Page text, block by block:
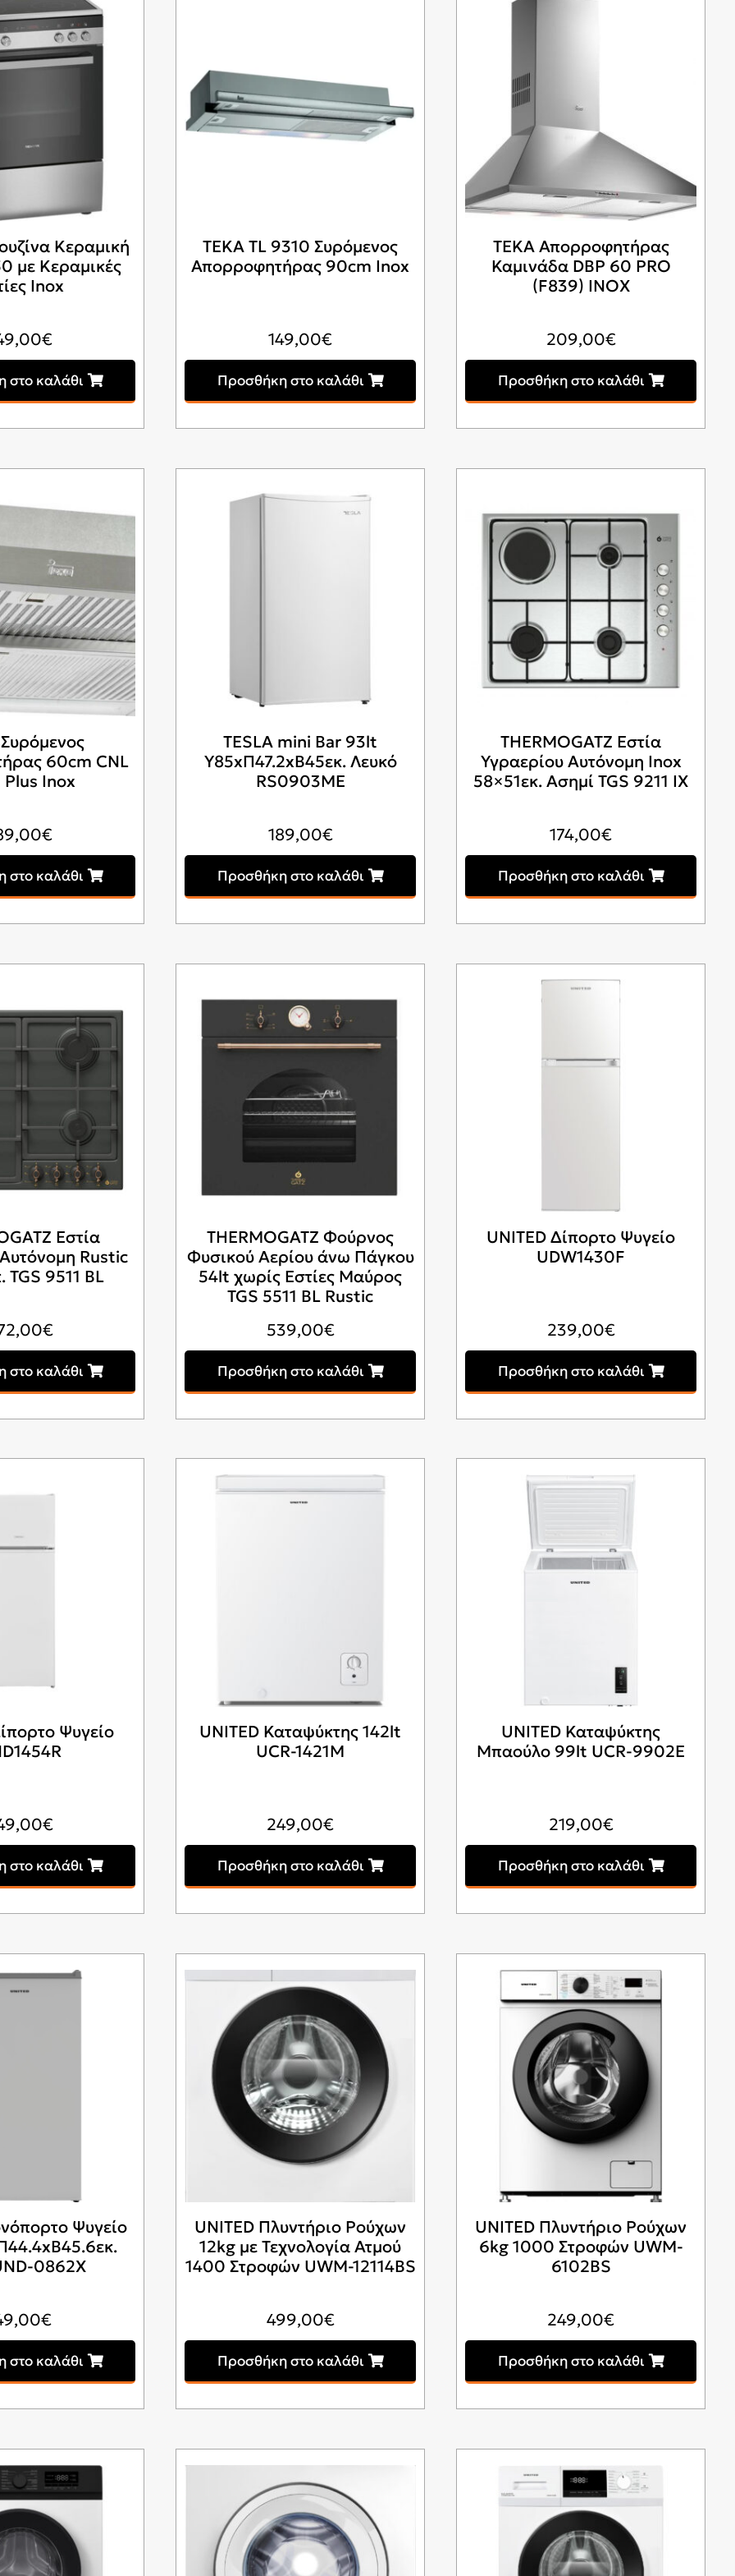
ΠΙΆΤΩΝ
ΣΤΕΓΝΩΤΉΡΙΑ
ΕΝΤΟΙΧΙΖΌΜΕΝΕΣ ΕΣΤΊΕΣ
ΕΝΤΟΙΧΙΖΌΜΕΝΟΙ ΦΟΎΡΝΟΙ ΜΙΚΡΟΚΥΜΆΤΩΝ
ΕΝΤΟΙΧΙΖΌΜΕΝΑ ΠΛΥΝΤΉΡΙΑ ΠΙΆΤΩΝ
Κεραμική
με Κεραμικές
Inox
€
στο καλάθι
TEKA TL 9310 Συρόμενος
Απορροφητήρας 90cm Inox
149,00€
Προσθήκη στο καλάθι
TEKA Απορροφητήρας
Καμινάδα DBP 60 PRO
(F839) INOX
209,00€
Προσθήκη στο καλάθι
60cm CNL
Plus Inox
€
στο καλάθι
TESLA mini Bar 93lt
Υ85xΠ47.2xΒ45εκ. Λευκό
RS0903ME
189,00€
Προσθήκη στο καλάθι
THERMOGATZ Εστία
Υγραερίου Αυτόνομη Inox
58×51εκ. Ασημί TGS 9211 IX
174,00€
Προσθήκη στο καλάθι
Εστία
Rustic
TGS 9511 BL
€
στο καλάθι
THERMOGATZ Φούρνος
Φυσικού Αερίου άνω Πάγκου
54lt χωρίς Εστίες Μαύρος
TGS 5511 BL Rustic
539,00€
Προσθήκη στο καλάθι
UNITED Δίπορτο Ψυγείο
UDW1430F
239,00€
Προσθήκη στο καλάθι
Ψυγείο
€
στο καλάθι
UNITED Καταψύκτης 142lt
UCR-1421M
249,00€
Προσθήκη στο καλάθι
UNITED Καταψύκτης
Μπαούλο 99lt UCR-9902E
219,00€
Προσθήκη στο καλάθι
Ψυγείο
0862X
€
στο καλάθι
UNITED Πλυντήριο Ρούχων
12kg με Τεχνολογία Ατμού
1400 Στροφών UWM-12114BS
499,00€
Προσθήκη στο καλάθι
UNITED Πλυντήριο Ρούχων
6kg 1000 Στροφών UWM-
6102BS
249,00€
Προσθήκη στο καλάθι